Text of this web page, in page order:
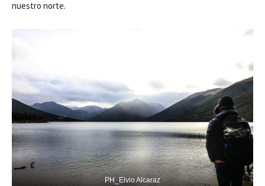
nuestro norte.
PH_Elvio Alcaraz